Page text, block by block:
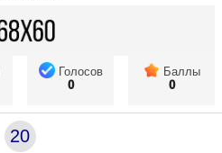
Голосов
0
Баллы
0
20